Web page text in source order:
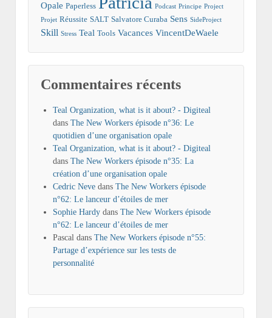
Opale Paperless Podcast Principe Project
Projet Réussite SALT Salvatore Curaba Sens SideProject
Skill Stress Teal Tools Vacances VincentDeWaele
Commentaires récents
Teal Organization, what is it about? - Digiteal
dans The New Workers épisode n°36: Le
quotidien d’une organisation opale
Teal Organization, what is it about? - Digiteal
dans The New Workers épisode n°35: La
création d’une organisation opale
Cedric Neve dans The New Workers épisode
n°62: Le lanceur d’étoiles de mer
Sophie Hardy dans The New Workers épisode
n°62: Le lanceur d’étoiles de mer
Pascal dans The New Workers épisode n°55:
Partage d’expérience sur les tests de
personnalité